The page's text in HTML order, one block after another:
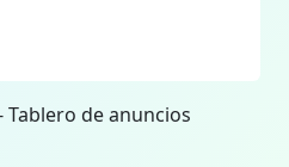
Tablero de anuncios